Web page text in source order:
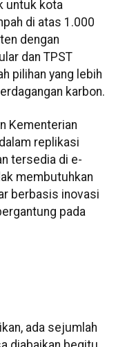
untuk kota
di atas 1.000
dengan
dan TPST
pilihan yang lebih
karbon.
Kementerian
replikasi
tersedia di e-
membutuhkan
berbasis inovasi
pada
ada sejumlah